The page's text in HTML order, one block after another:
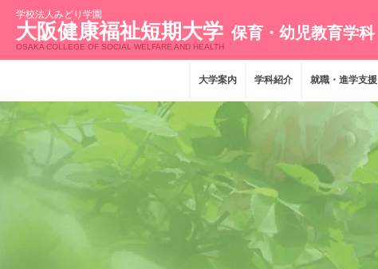
学校法人みどり学園
大阪健康福祉短期大学 保育・幼児教育学科
OSAKA COLLEGE OF SOCIAL WELFARE AND HEALTH
大学案内 学科紹介 就職・進学支援